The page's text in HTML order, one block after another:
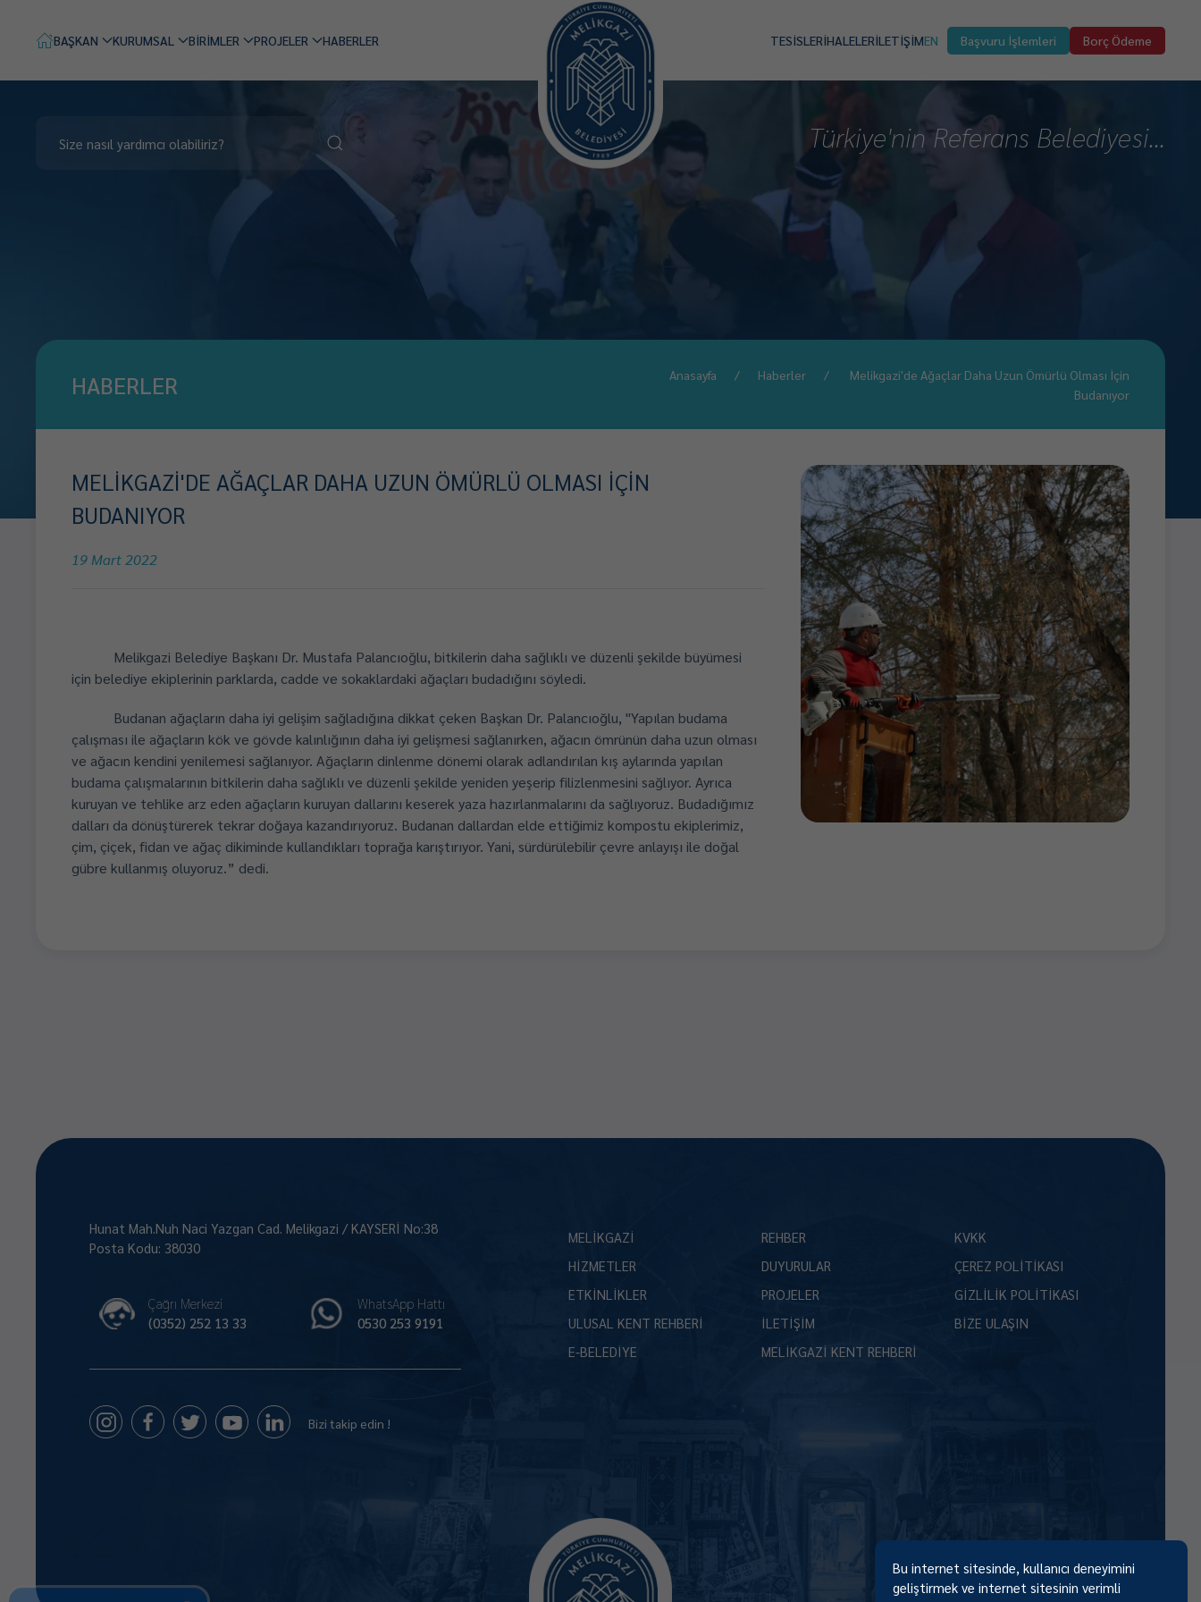
BAŞKAN KURUMSAL BİRİMLER PROJELER HABERLER TESİSLERİHALELERİLETİŞİMEN Başvuru İşlemleri Borç Ödeme
Türkiye'nin Referans Belediyesi...
HABERLER Anasayfa Haberler
Melikgazi'de Ağaçlar Daha Uzun Ömürlü Olması İçin
Budanıyor
MELİKGAZİ'DE AĞAÇLAR DAHA UZUN ÖMÜRLÜ OLMASI İÇİN
BUDANIYOR
19 Mart 2022
Melikgazi Belediye Başkanı Dr. Mustafa Palancıoğlu, bitkilerin daha sağlıklı ve düzenli şekilde büyümesi
için belediye ekiplerinin parklarda, cadde ve sokaklardaki ağaçları budadığını söyledi.
Budanan ağaçların daha iyi gelişim sağladığına dikkat çeken Başkan Dr. Palancıoğlu, "Yapılan budama
çalışması ile ağaçların kök ve gövde kalınlığının daha iyi gelişmesi sağlanırken, ağacın ömrünün daha uzun olması
ve ağacın kendini yenilemesi sağlanıyor. Ağaçların dinlenme dönemi olarak adlandırılan kış aylarında yapılan
budama çalışmalarının bitkilerin daha sağlıklı ve düzenli şekilde yeniden yeşerip filizlenmesini sağlıyor. Ayrıca
kuruyan ve tehlike arz eden ağaçların kuruyan dallarını keserek yaza hazırlanmalarını da sağlıyoruz. Budadığımız
dalları da dönüştürerek tekrar doğaya kazandırıyoruz. Budanan dallardan elde ettiğimiz kompostu ekiplerimiz,
çim, çiçek, fidan ve ağaç dikiminde kullandıkları toprağa karıştırıyor. Yani, sürdürülebilir çevre anlayışı ile doğal
gübre kullanmış oluyoruz.” dedi.
Hunat Mah.Nuh Naci Yazgan Cad. Melikgazi / KAYSERİ No:38
Posta Kodu: 38030
Çağrı Merkezi
(0352) 252 13 33
WhatsApp Hattı
0530 253 9191
Bizi takip edin !
MELİKGAZİ
HİZMETLER
ETKİNLİKLER
ULUSAL KENT REHBERİ
E-BELEDİYE
REHBER
DUYURULAR
PROJELER
İLETİŞİM
MELİKGAZİ KENT REHBERİ
KVKK
ÇEREZ POLİTİKASI
GİZLİLİK POLİTİKASI
BİZE ULAŞIN
Size Nasıl Yardımcı Olabilirim 😊
Bu internet sitesinde, kullanıcı deneyimini
geliştirmek ve internet sitesinin verimli